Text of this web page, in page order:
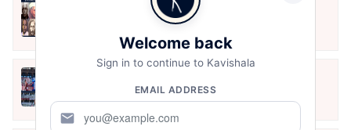
10 Greatest Hindi Poets Of India
वाहिद अली वाहिद
Aug 7, 2021
Welcome back
Sign in to continue to Kavishala
EMAIL ADDRESS
mail